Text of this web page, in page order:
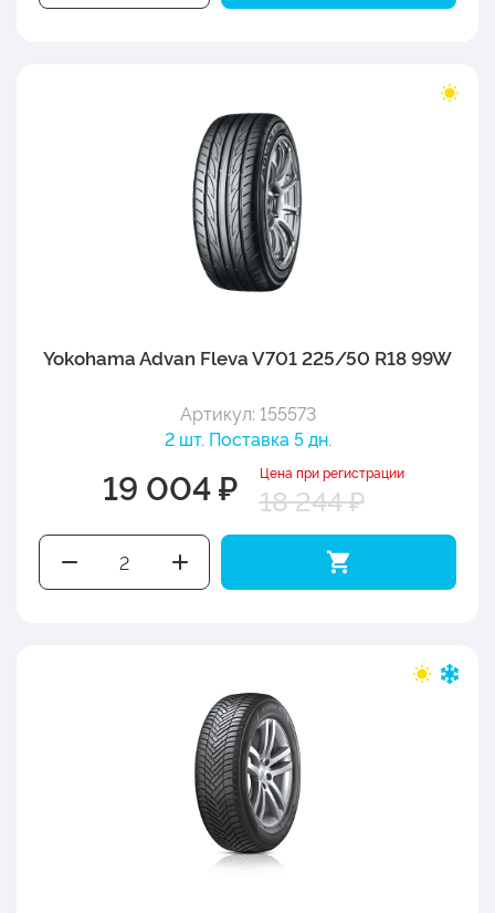
Yokohama Advan Fleva V701 225/50 R18 99W
Артикул: 155573
2 шт. Поставка 5 дн.
19 004 ₽ Цена при регистрации
18 244 ₽